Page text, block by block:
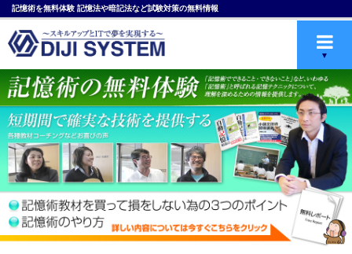
記憶術を無料体験 記憶法や暗記法など試験対策の無料情報